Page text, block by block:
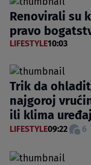
Renovirali su
pravo
LIFESTYLE10:03
Trik da
najgoroj
ili klima uređaj
LIFESTYLE09:22 6